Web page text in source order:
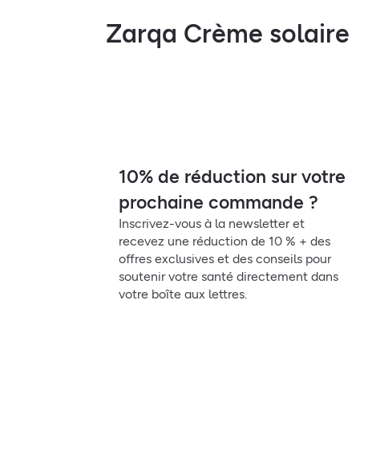
Zarqa Crème solaire
10% de réduction sur votre
prochaine commande ?
Inscrivez-vous à la newsletter et
recevez une réduction de 10 % + des
offres exclusives et des conseils pour
soutenir votre santé directement dans
votre boîte aux lettres.